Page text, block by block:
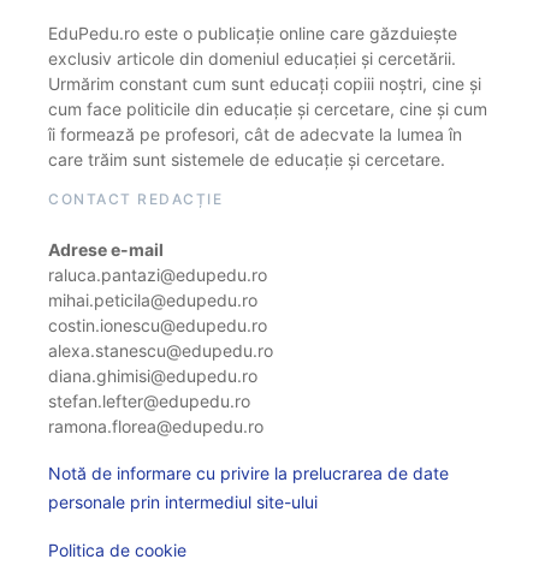
EduPedu.ro este o publicație online care găzduiește
exclusiv articole din domeniul educației și cercetării.
Urmărim constant cum sunt educați copiii noștri, cine și
cum face politicile din educație și cercetare, cine și cum
îi formează pe profesori, cât de adecvate la lumea în
care trăim sunt sistemele de educație și cercetare.
CONTACT REDACȚIE
Adrese e-mail
raluca.pantazi@edupedu.ro
mihai.peticila@edupedu.ro
costin.ionescu@edupedu.ro
alexa.stanescu@edupedu.ro
diana.ghimisi@edupedu.ro
stefan.lefter@edupedu.ro
ramona.florea@edupedu.ro
Notă de informare cu privire la prelucrarea de date
personale prin intermediul site-ului
Politica de cookie